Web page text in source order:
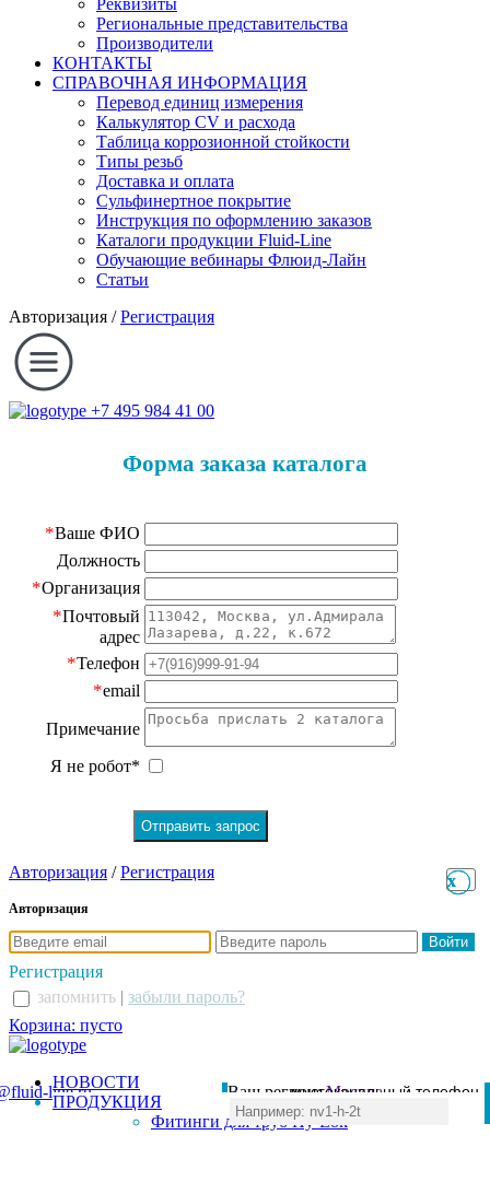
Реквизиты
Региональные представительства
Производители
КОНТАКТЫ
СПРАВОЧНАЯ ИНФОРМАЦИЯ
Перевод единиц измерения
Калькулятор CV и расхода
Таблица коррозионной стойкости
Типы резьб
Доставка и оплата
Сульфинертное покрытие
Инструкция по оформлению заказов
Каталоги продукции Fluid-Line
Обучающие вебинары Флюид-Лайн
Статьи
Авторизация /Регистрация
+7 495 984 41 00
Форма заказа каталога
*Ваше ФИО
Должность
*Организация
*Почтовый
адрес
*Телефон
*email
Примечание
Я не робот*
Авторизация /Регистрация x
x
Авторизация
Регистрация
запомнить | забыли пароль?
Корзина: пусто
line.ru многоканальный телефон
+7 (495) 984-41-00
Ваш регион:Москва
НОВОСТИ
ПРОДУКЦИЯ
Фитинги для труб Hy-Lok